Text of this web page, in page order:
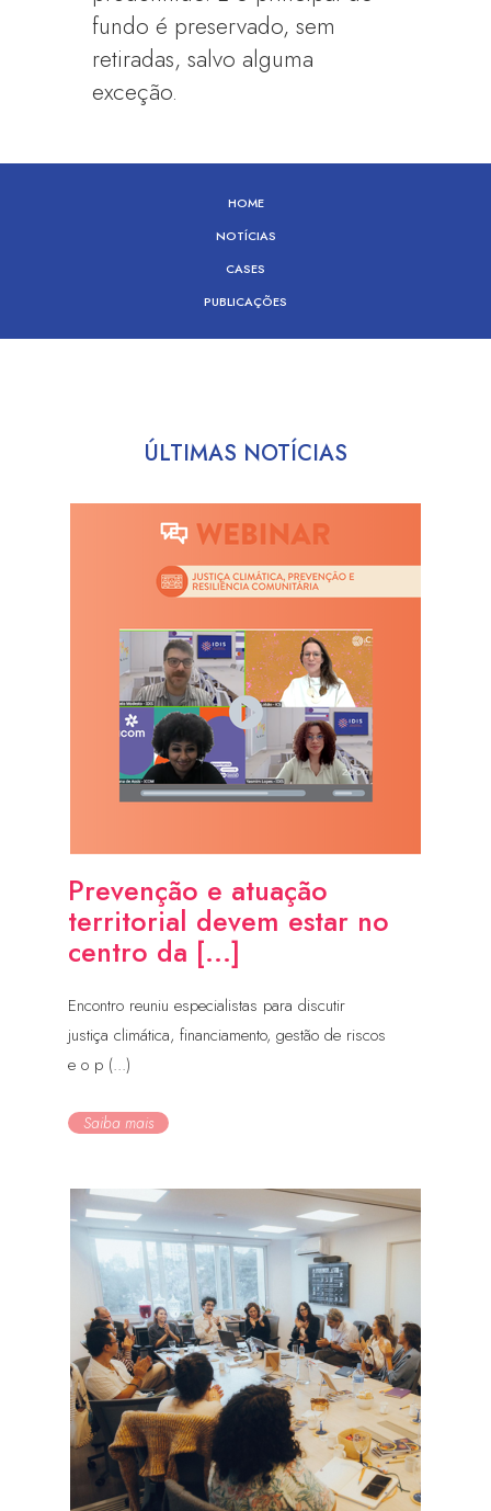
fundo é preservado, sem
retiradas, salvo alguma
exceção.
HOME
NOTÍCIAS
CASES
PUBLICAÇÕES
ÚLTIMAS NOTÍCIAS
Prevenção e atuação
territorial devem estar no
centro da [...]
Encontro reuniu especialistas para discutir
justiça climática, financiamento, gestão de riscos
e o p (...)
Saiba mais